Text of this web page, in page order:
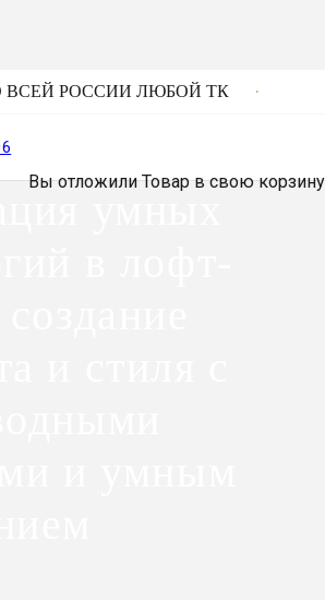
ВСЕЙ РОССИИ ЛЮБОЙ ТК
Вы отложилиТоварв свою